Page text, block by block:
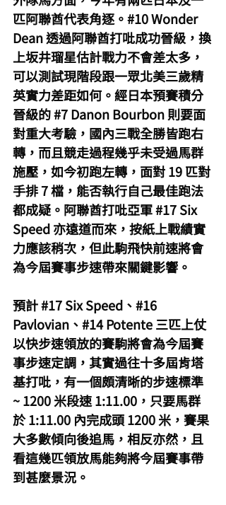
匹阿聯酋代表角逐。#10 Wonder
Dean 透過阿聯酋打吡成功晉級，換
上坂井瑠星估計戰力不會差太多，
可以測試現階段跟一眾北美三歲精
英實力差距如何。經日本預賽積分
晉級的 #7 Danon Bourbon 則要面
對重大考驗，國內三戰全勝皆跑右
轉，而且競走過程幾乎未受過馬群
施壓，如今初跑左轉，面對 19 匹對
手排 7 檔，能否執行自己最佳跑法
都成疑。阿聯酋打吡亞軍 #17 Six
Speed 亦遠道而來，按紙上戰績實
力應該稍次，但此駒飛快前速將會
為今屆賽事步速帶來關鍵影響。
預計 #17 Six Speed、#16
Pavlovian、#14 Potente 三匹上仗
以快步速領放的賽駒將會為今屆賽
事步速定調，其實過往十多屆肯塔
基打吡，有一個頗清晰的步速標準
~ 1200 米段速 1:11.00，只要馬群
於 1:11.00 內完成頭 1200 米，賽果
大多數傾向後追馬，相反亦然，且
看這幾匹領放馬能夠將今屆賽事帶
到甚麼景況。